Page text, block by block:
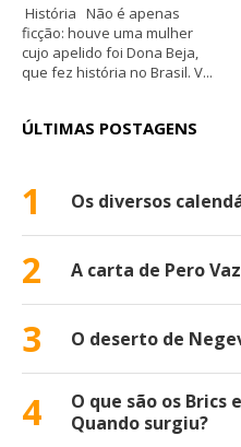
História Não é apenas
ficção: houve uma mulher
cujo apelido foi Dona Beja,
que fez história no Brasil. V...
ÚLTIMAS POSTAGENS
1 Os diversos
2 A carta de Pero
3 O deserto de
4
O que são os Brics
Quando surgiu?